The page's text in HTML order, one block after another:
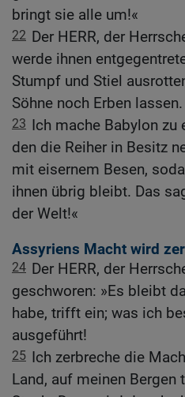
bringt sie alle um!«
22 Der HERR, der
werde ihnen
Stumpf und Stiel
Söhne noch Erben lassen.
23 Ich mache Babylon zu
den die Reiher in Besitz
mit eisernem Besen,
ihnen übrig bleibt. Das
der Welt!«
Assyriens Macht wird
24 Der HERR, der
geschworen: »Es bleibt
habe, trifft ein; was ich
ausgeführt!
25 Ich zerbreche die
Land, auf meinen Bergen